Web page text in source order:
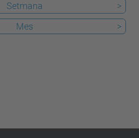
Setmana
>
Mes >